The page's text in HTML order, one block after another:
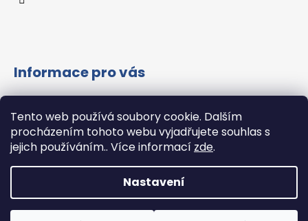
Tento web používá soubory cookie. Dalším
procházením tohoto webu vyjadřujete souhlas s
jejich používáním.. Více informací zde.
Nastavení
Informace pro vás
Všeobecné obchodní podmínky
Podmínky ochrany osobních údajů
Hodnocení obchodu
Copyright 2026Tenzi.CZ s.r.o.. Všechna práva